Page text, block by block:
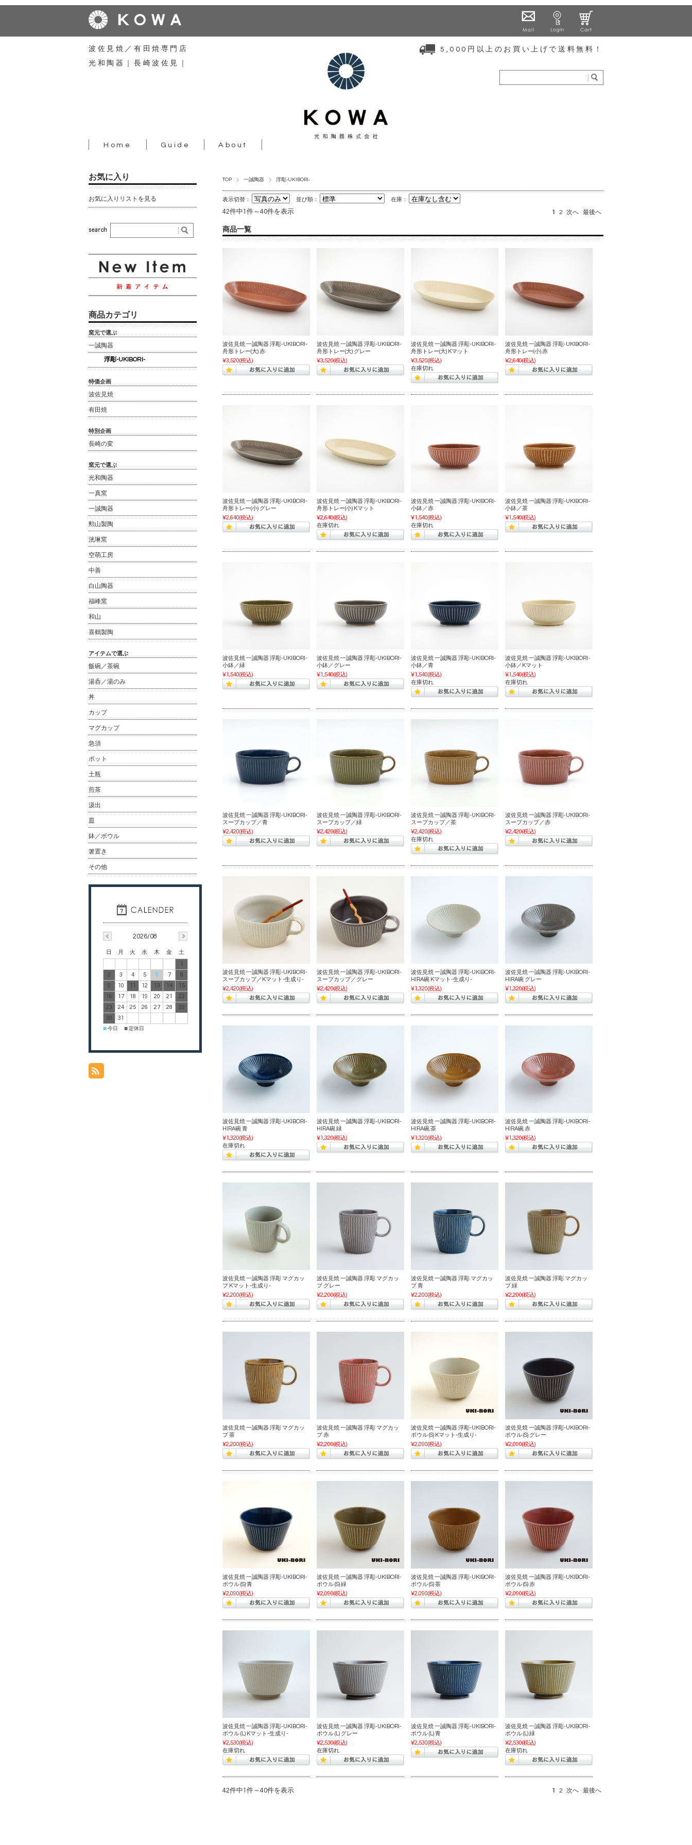
波佐見焼／有田焼専門店
光和陶器｜長崎波佐見｜
5,000円以上のお買い上げで送料無料！
Home Guide About
TOP 一誠陶器 浮彫-UKIBORI-
表示切替： 並び順： 在庫：
42件中1件～40件を表示 1 2 次へ 最後へ
商品一覧
波佐見焼 一誠陶器 浮彫-UKIBORI-
舟形トレー(大) 赤
¥3,520(税込)
波佐見焼 一誠陶器 浮彫-UKIBORI-
舟形トレー(大) グレー
¥3,520(税込)
波佐見焼 一誠陶器 浮彫-UKIBORI-
舟形トレー(大) Kマット
¥3,520(税込)
在庫切れ
波佐見焼 一誠陶器 浮彫-UKIBORI-
舟形トレー(小) 赤
¥2,640(税込)
波佐見焼 一誠陶器 浮彫-UKIBORI-
舟形トレー(小) グレー
¥2,640(税込)
波佐見焼 一誠陶器 浮彫-UKIBORI-
舟形トレー(小) Kマット
¥2,640(税込)
在庫切れ
波佐見焼 一誠陶器 浮彫-UKIBORI-
小鉢／赤
¥1,540(税込)
在庫切れ
波佐見焼 一誠陶器 浮彫-UKIBORI-
小鉢／茶
¥1,540(税込)
波佐見焼 一誠陶器 浮彫-UKIBORI-
小鉢／緑
¥1,540(税込)
波佐見焼 一誠陶器 浮彫-UKIBORI-
小鉢／グレー
¥1,540(税込)
波佐見焼 一誠陶器 浮彫-UKIBORI-
小鉢／青
¥1,540(税込)
在庫切れ
波佐見焼 一誠陶器 浮彫-UKIBORI-
小鉢／Kマット
¥1,540(税込)
在庫切れ
波佐見焼 一誠陶器 浮彫-UKIBORI-
スープカップ／青
¥2,420(税込)
波佐見焼 一誠陶器 浮彫-UKIBORI-
スープカップ／緑
¥2,420(税込)
波佐見焼 一誠陶器 浮彫-UKIBORI-
スープカップ／茶
¥2,420(税込)
在庫切れ
波佐見焼 一誠陶器 浮彫-UKIBORI-
スープカップ／赤
¥2,420(税込)
波佐見焼 一誠陶器 浮彫-UKIBORI-
スープカップ／Kマット-生成り-
¥2,420(税込)
波佐見焼 一誠陶器 浮彫-UKIBORI-
スープカップ／グレー
¥2,420(税込)
波佐見焼 一誠陶器 浮彫-UKIBORI-
HIRA碗 Kマット-生成り-
¥1,320(税込)
波佐見焼 一誠陶器 浮彫-UKIBORI-
HIRA碗 グレー
¥1,320(税込)
波佐見焼 一誠陶器 浮彫-UKIBORI-
HIRA碗 青
¥1,320(税込)
在庫切れ
波佐見焼 一誠陶器 浮彫-UKIBORI-
HIRA碗 緑
¥1,320(税込)
波佐見焼 一誠陶器 浮彫-UKIBORI-
HIRA碗 茶
¥1,320(税込)
波佐見焼 一誠陶器 浮彫-UKIBORI-
HIRA碗 赤
¥1,320(税込)
波佐見焼 一誠陶器 浮彫 マグカッ
プ Kマット-生成り-
¥2,200(税込)
波佐見焼 一誠陶器 浮彫 マグカッ
プ グレー
¥2,200(税込)
波佐見焼 一誠陶器 浮彫 マグカッ
プ 青
¥2,200(税込)
波佐見焼 一誠陶器 浮彫 マグカッ
プ 緑
¥2,200(税込)
波佐見焼 一誠陶器 浮彫 マグカッ
プ 茶
¥2,200(税込)
波佐見焼 一誠陶器 浮彫 マグカッ
プ 赤
¥2,200(税込)
波佐見焼 一誠陶器 浮彫-UKIBORI-
ボウル (S) Kマット-生成り-
¥2,090(税込)
波佐見焼 一誠陶器 浮彫-UKIBORI-
ボウル (S) グレー
¥2,090(税込)
波佐見焼 一誠陶器 浮彫-UKIBORI-
ボウル (S) 青
¥2,090(税込)
波佐見焼 一誠陶器 浮彫-UKIBORI-
ボウル (S) 緑
¥2,090(税込)
波佐見焼 一誠陶器 浮彫-UKIBORI-
ボウル (S) 茶
¥2,090(税込)
波佐見焼 一誠陶器 浮彫-UKIBORI-
ボウル (S) 赤
¥2,090(税込)
波佐見焼 一誠陶器 浮彫-UKIBORI-
ボウル (L) Kマット-生成り-
¥2,530(税込)
在庫切れ
波佐見焼 一誠陶器 浮彫-UKIBORI-
ボウル (L) グレー
¥2,530(税込)
在庫切れ
波佐見焼 一誠陶器 浮彫-UKIBORI-
ボウル (L) 青
¥2,530(税込)
波佐見焼 一誠陶器 浮彫-UKIBORI-
ボウル (L) 緑
¥2,530(税込)
在庫切れ
42件中1件～40件を表示 1 2 次へ 最後へ
お気に入り
お気に入りリストを見る
商品カテゴリ
窯元で選ぶ
一誠陶器
浮彫-UKIBORI-
特価企画
波佐見焼
有田焼
特別企画
長崎の変
窯元で選ぶ
光和陶器
一真窯
一誠陶器
勲山製陶
洸琳窯
空萌工房
中善
白山陶器
福峰窯
和山
喜鶴製陶
アイテムで選ぶ
飯碗／茶碗
湯呑／湯のみ
丼
カップ
マグカップ
急須
ポット
土瓶
煎茶
汲出
皿
鉢／ボウル
箸置き
その他
2026/08
日 月 火 水 木 金 土
1
2
3 4 5 6 7
8
9
10 11 12 13 14
15
16
17 18 19 20 21
22
23
24 25 26 27 28
29
30
31
■ 今日 ■ 定休日